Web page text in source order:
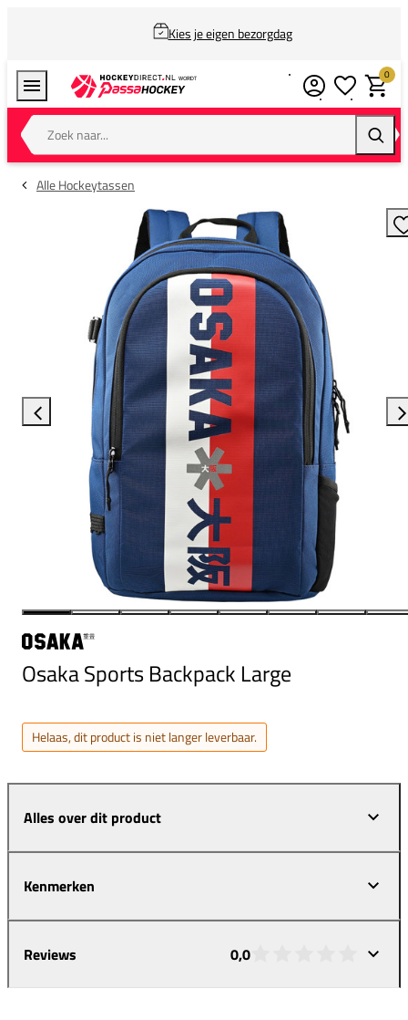
Kies je eigen bezorgdag
Zoek naar...
0
Alle Hockeytassen
Osaka Sports Backpack Large
Helaas, dit product is niet langer leverbaar.
Alles over dit product
Kenmerken
Reviews 0,0